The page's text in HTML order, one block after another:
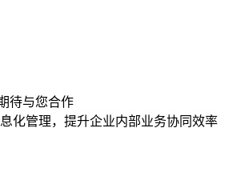
待与您合作
化管理，提升企业内部业务协同效率